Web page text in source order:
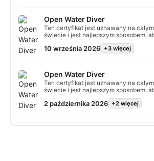
instrukcji i praktycznych sesji
szkoleniowych gwarantuje, że
zdobędziesz umiejętności i
pewnego siebie, bezpiecznego nurka.
koniec kursu otrzymasz certyfikat SSI
Open Water Diver.
Open Water Diver
Ten certyfikat jest uznawany na całym
świecie i jest najlepszym sposobem,
zostać wykwalifikowanym nurkiem
podczas przygody, która będzie trwać
instrukcji i praktycznych sesji
szkoleniowych gwarantuje, że
zdobędziesz umiejętności i
pewnego siebie, bezpiecznego nurka.
koniec kursu otrzymasz certyfikat SSI
Open Water Diver.
10 września 2026 +3 więcej
Open Water Diver
Ten certyfikat jest uznawany na całym
świecie i jest najlepszym sposobem,
zostać wykwalifikowanym nurkiem
podczas przygody, która będzie trwać
instrukcji i praktycznych sesji
szkoleniowych gwarantuje, że
2 października 2026 +2 więcej